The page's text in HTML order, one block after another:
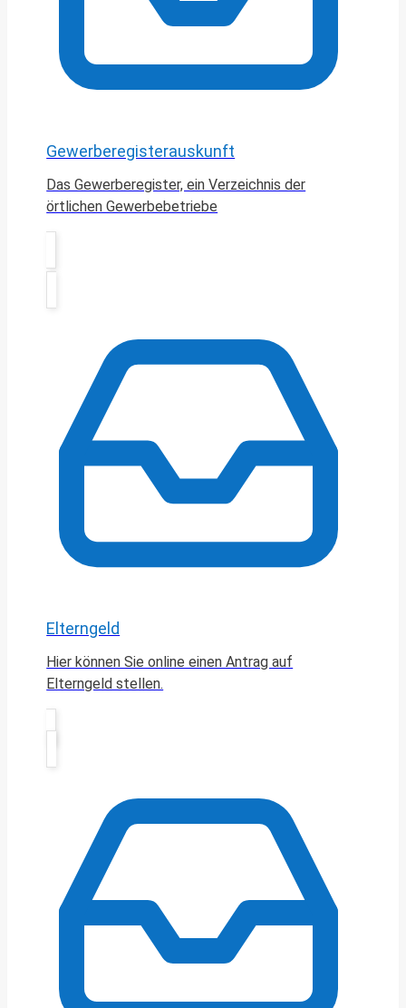
Gewerberegisterauskunft
Das Gewerberegister, ein Verzeichnis der
örtlichen Gewerbebetriebe
Elterngeld
Hier können Sie online einen Antrag auf
Elterngeld stellen.